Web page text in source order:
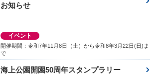
お知らせ
イベント
開催期間：令和7年11月8日（土）から令和8年3月22日(日)ま
で
海上公園開園50周年スタンプラリー